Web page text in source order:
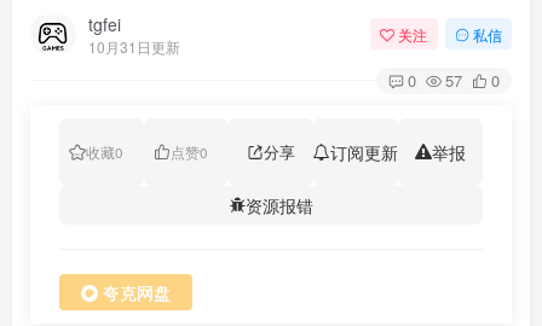
tgfei
10月31日更新
关注 私信
0 57 0
收藏0 点赞0 分享 订阅更新 举报
资源报错
夸克网盘